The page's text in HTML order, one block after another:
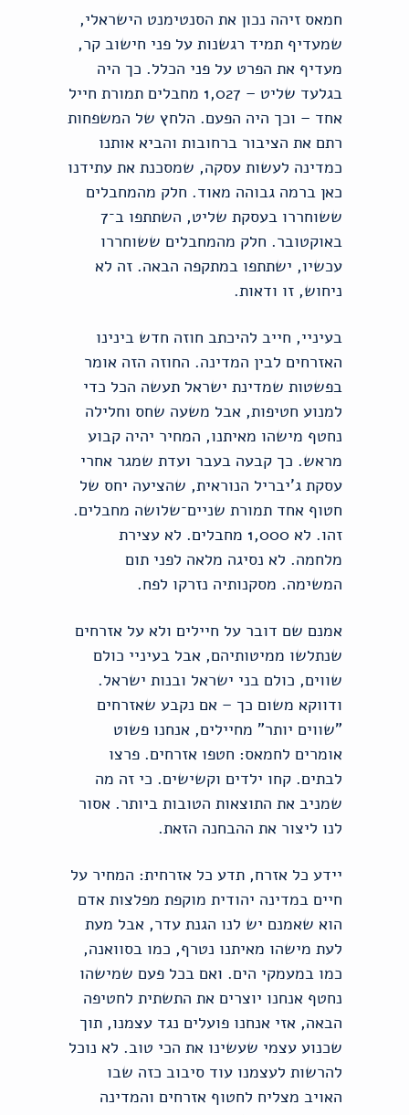
חמאס זיהה נכון את הסנטימנט הישראלי,
שמעדיף תמיד רגשנות על פני חישוב קר,
מעדיף את הפרט על פני הכלל. כך היה
בגלעד שליט – 1,027 מחבלים תמורת חייל
אחד – וכך היה הפעם. הלחץ של המשפחות
רתם את הציבור ברחובות והביא אותנו
כמדינה לעשות עסקה, שמסכנת את עתידנו
כאן ברמה גבוהה מאוד. חלק מהמחבלים
ששוחררו בעסקת שליט, השתתפו ב־7
באוקטובר. חלק מהמחבלים ששוחררו
עכשיו, ישתתפו במתקפה הבאה. זה לא
ניחוש, זו ודאות.
בעיניי, חייב להיכתב חוזה חדש בינינו
האזרחים לבין המדינה. החוזה הזה אומר
בפשטות שמדינת ישראל תעשה הכל כדי
למנוע חטיפות, אבל משעה שחס וחלילה
נחטף מישהו מאיתנו, המחיר יהיה קבוע
מראש. כך קבעה בעבר ועדת שמגר אחרי
עסקת ג'יבריל הנוראית, שהציעה יחס של
חטוף אחד תמורת שניים־שלושה מחבלים.
זהו. לא 1,000 מחבלים. לא עצירת
מלחמה. לא נסיגה מלאה לפני תום
המשימה. מסקנותיה נזרקו לפח.
אמנם שם דובר על חיילים ולא על אזרחים
שנתלשו ממיטותיהם, אבל בעיניי כולם
שווים, כולם בני ישראל ובנות ישראל.
ודווקא משום כך – אם נקבע שאזרחים
"שווים יותר" מחיילים, אנחנו פשוט
אומרים לחמאס: חטפו אזרחים. פרצו
לבתים. קחו ילדים וקשישים. כי זה מה
שמניב את התוצאות הטובות ביותר. אסור
לנו ליצור את ההבחנה הזאת.
יידע כל אזרח, תדע כל אזרחית: המחיר על
חיים במדינה יהודית מוקפת מפלצות אדם
הוא שאמנם יש לנו הגנת עדר, אבל מעת
לעת מישהו מאיתנו נטרף, כמו בסוואנה,
כמו במעמקי הים. ואם בכל פעם שמישהו
נחטף אנחנו יוצרים את התשתית לחטיפה
הבאה, אזי אנחנו פועלים נגד עצמנו, תוך
שכנוע עצמי שעשינו את הכי טוב. לא נוכל
להרשות לעצמנו עוד סיבוב כזה שבו
האויב מצליח לחטוף אזרחים והמדינה